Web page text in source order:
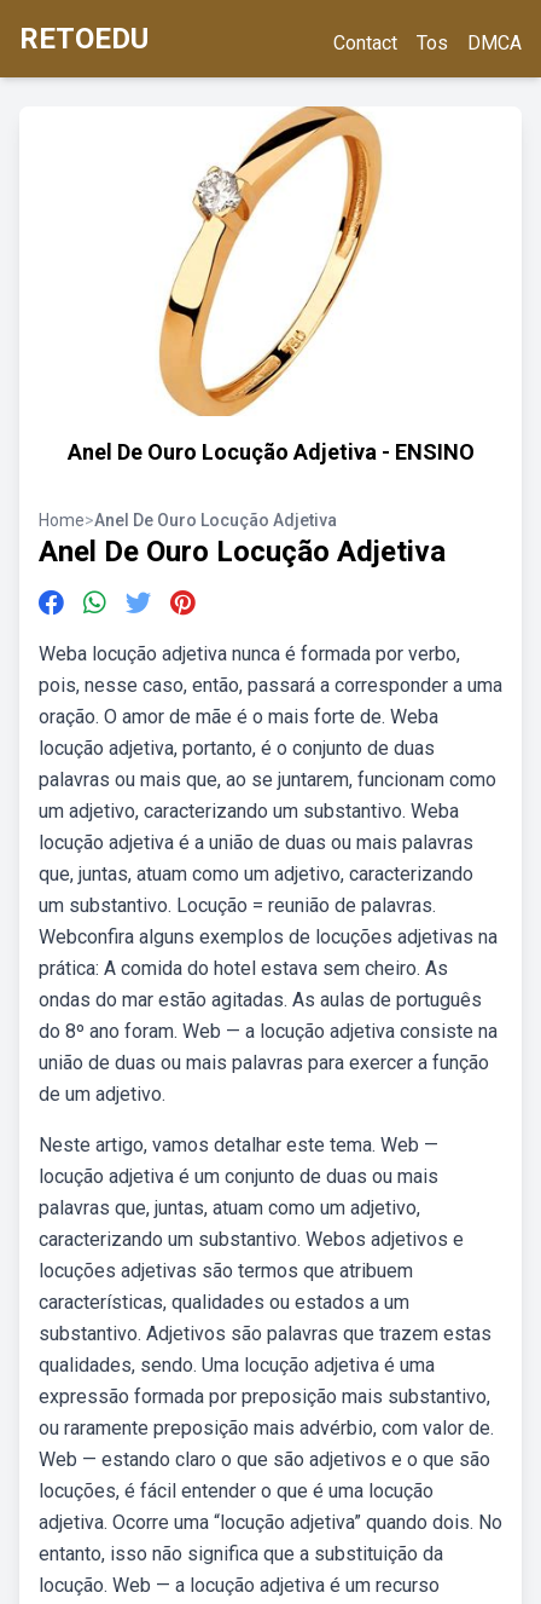
RETOEDU Contact Tos DMCA
Anel De Ouro Locução Adjetiva - ENSINO
Home>Anel De Ouro Locução Adjetiva
Anel De Ouro Locução Adjetiva
Weba locução adjetiva nunca é formada por verbo,
pois, nesse caso, então, passará a corresponder a uma
oração. O amor de mãe é o mais forte de. Weba
locução adjetiva, portanto, é o conjunto de duas
palavras ou mais que, ao se juntarem, funcionam como
um adjetivo, caracterizando um substantivo. Weba
locução adjetiva é a união de duas ou mais palavras
que, juntas, atuam como um adjetivo, caracterizando
um substantivo. Locução = reunião de palavras.
Webconfira alguns exemplos de locuções adjetivas na
prática: A comida do hotel estava sem cheiro. As
ondas do mar estão agitadas. As aulas de português
do 8º ano foram. Web — a locução adjetiva consiste na
união de duas ou mais palavras para exercer a função
de um adjetivo.
Neste artigo, vamos detalhar este tema. Web —
locução adjetiva é um conjunto de duas ou mais
palavras que, juntas, atuam como um adjetivo,
caracterizando um substantivo. Webos adjetivos e
locuções adjetivas são termos que atribuem
características, qualidades ou estados a um
substantivo. Adjetivos são palavras que trazem estas
qualidades, sendo. Uma locução adjetiva é uma
expressão formada por preposição mais substantivo,
ou raramente preposição mais advérbio, com valor de.
Web — estando claro o que são adjetivos e o que são
locuções, é fácil entender o que é uma locução
adjetiva. Ocorre uma “locução adjetiva” quando dois. No
entanto, isso não significa que a substituição da
locução. Web — a locução adjetiva é um recurso